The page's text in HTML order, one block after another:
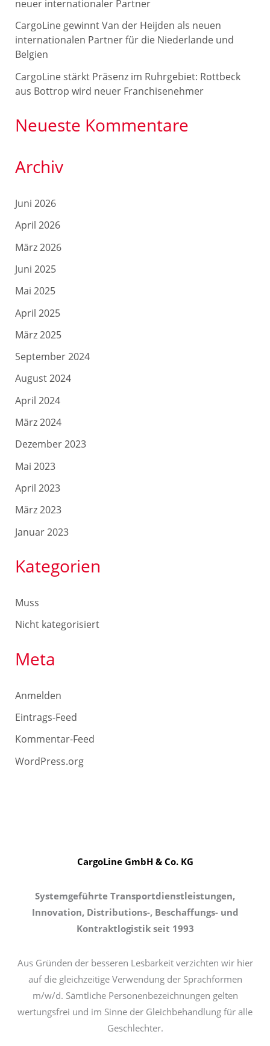
h
:
neuer internationaler Partner
CargoLine gewinnt Van der Heijden als neuen
internationalen Partner für die Niederlande und
Belgien
CargoLine stärkt Präsenz im Ruhrgebiet: Rottbeck
aus Bottrop wird neuer Franchisenehmer
Neueste Kommentare
Archiv
Juni 2026
April 2026
März 2026
Juni 2025
Mai 2025
April 2025
März 2025
September 2024
August 2024
April 2024
März 2024
Dezember 2023
Mai 2023
April 2023
März 2023
Januar 2023
Kategorien
Muss
Nicht kategorisiert
Meta
Anmelden
Eintrags-Feed
Kommentar-Feed
WordPress.org
CargoLine GmbH & Co. KG
Systemgeführte Transportdienstleistungen,
Innovation, Distributions-, Beschaffungs- und
Kontraktlogistik seit 1993
Aus Gründen der besseren Lesbarkeit verzichten wir hier
auf die gleichzeitige Verwendung der Sprachformen
m/w/d. Sämtliche Personenbezeichnungen gelten
wertungsfrei und im Sinne der Gleichbehandlung für alle
Geschlechter.